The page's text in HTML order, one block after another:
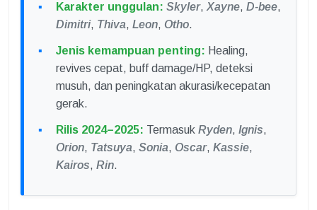
Karakter unggulan: Skyler, Xayne, D-bee,
Dimitri, Thiva, Leon, Otho.
Jenis kemampuan penting: Healing,
revives cepat, buff damage/HP, deteksi
musuh, dan peningkatan akurasi/kecepatan
gerak.
Rilis 2024–2025: Termasuk Ryden, Ignis,
Orion, Tatsuya, Sonia, Oscar, Kassie,
Kairos, Rin.